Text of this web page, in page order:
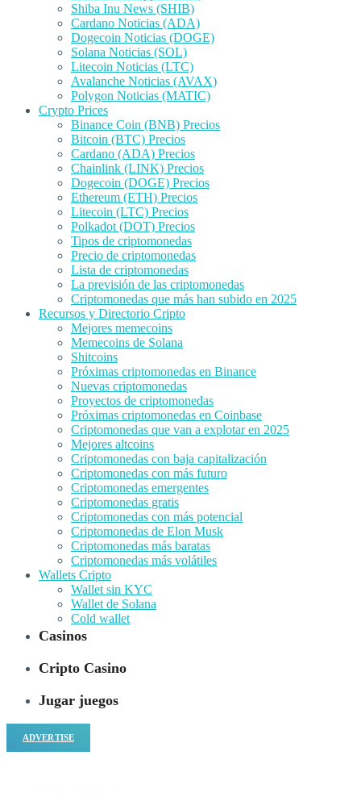
Shiba Inu News (SHIB)
Cardano Noticias (ADA)
Dogecoin Noticias (DOGE)
Solana Noticias (SOL)
Litecoin Noticias (LTC)
Avalanche Noticias (AVAX)
Polygon Noticias (MATIC)
Crypto Prices
Binance Coin (BNB) Precios
Bitcoin (BTC) Precios
Cardano (ADA) Precios
Chainlink (LINK) Precios
Dogecoin (DOGE) Precios
Ethereum (ETH) Precios
Litecoin (LTC) Precios
Polkadot (DOT) Precios
Tipos de criptomonedas
Precio de criptomonedas
Lista de criptomonedas
La previsión de las criptomonedas
Criptomonedas que más han subido en 2025
Recursos y Directorio Cripto
Mejores memecoins
Memecoins de Solana
Shitcoins
Próximas criptomonedas en Binance
Nuevas criptomonedas
Proyectos de criptomonedas
Próximas criptomonedas en Coinbase
Criptomonedas que van a explotar en 2025
Mejores altcoins
Criptomonedas con baja capitalización
Criptomonedas con más futuro
Criptomonedas emergentes
Criptomonedas gratis
Criptomonedas con más potencial
Criptomonedas de Elon Musk
Criptomonedas más baratas
Criptomonedas más volátiles
Wallets Cripto
Wallet sin KYC
Wallet de Solana
Cold wallet
Casinos
Cripto Casino
Jugar juegos
ADVERTISE